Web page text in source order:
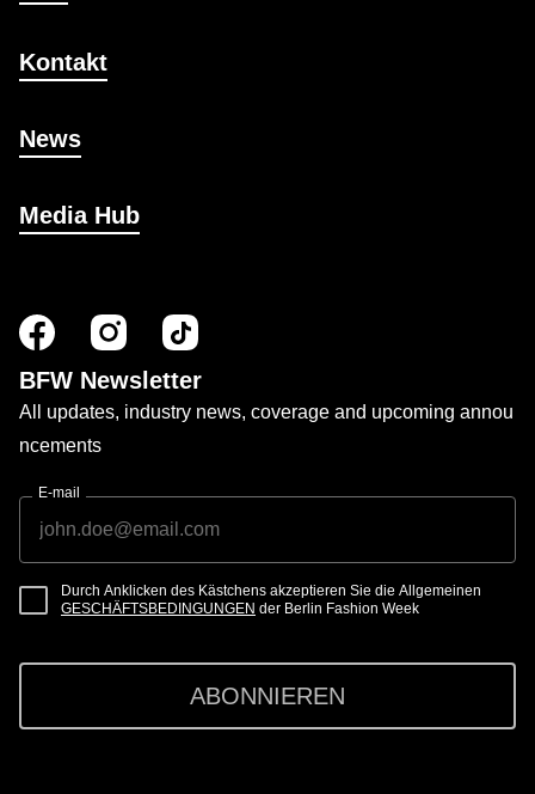
Kontakt
News
Media Hub
BFW Newsletter
All updates, industry news, coverage and upcoming annou
ncements
E-mail
Durch Anklicken des Kästchens akzeptieren Sie die Allgemeinen
GESCHÄFTSBEDINGUNGEN der Berlin Fashion Week
ABONNIEREN